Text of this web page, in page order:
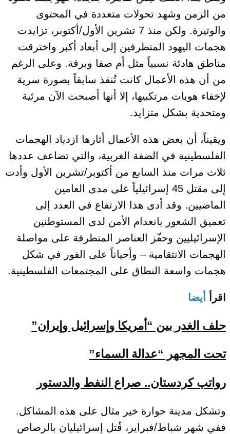
من الزمن وشهد تحولات متعددة في المحتوى
والوتيرة. ولكن منذ 7 تشرين الأول/أكتوبر، تزايدت
هجمات اليهود المتطرفين إلى أبعاد أكبر واخترقت
مناطق هادئة نسبياً مثل أم صفا وبرقة. وعلى الرغم
من أن هذه الأعمال كانت تُنفذ سابقاً بصورة سرية
لإخفاء هويات مرتكبيها، إلا أنها أصبحت الآن مرئية
ومتحدية بشكل متزايد.
ويقيناً، أن بعض هذه الأعمال أثارها ازدياد الهجمات
الفلسطينية في الضفة الغربية، والتي تضاعف عددها
ثلاث مرات منذ السابع من أكتوبر/تشرين الأول وأدت
إلى مقتل 45 إسرائيلياً على مدى العامين
الماضيين. وقد أدى هذا الارتفاع في العدد إلى
تعميق الشعور بانعدام الأمن لدى المستوطنين
الإسرائيليين وحفّز العناصر المتطرفة على مواصلة
الهجمات الانتقامية– وأحياناً على الفور في شكل
هجمات واسعة النطاق على المجتمعات الفلسطينية.
اقرأ أيضا
حلف الغدر بين “أمريكا وإسرائيل وإيران”
تحت المجهر “عدالة السماء”
رواتب كردستان.. صراع النفط والدستور
وتشكل مدينة حوارة خير مثال على هذه المشاكل.
ففي شهر شباط/فبراير، قُتل إسرائيليان بالرصاص